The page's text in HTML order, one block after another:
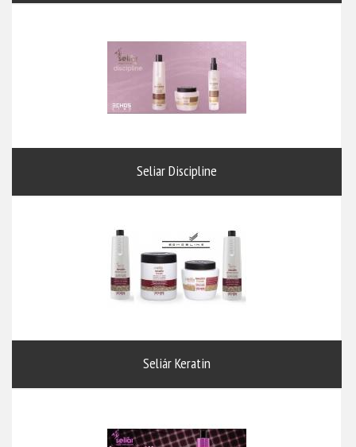
Seliar Discipline
Seliár Keratin